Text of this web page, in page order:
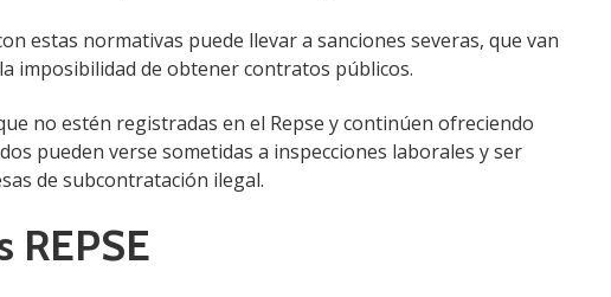
estas normativas puede llevar a sanciones severas, que van
imposibilidad de obtener contratos públicos.
no estén registradas en el Repse y continúen ofreciendo
pueden verse sometidas a inspecciones laborales y ser
de subcontratación ilegal.
REPSE